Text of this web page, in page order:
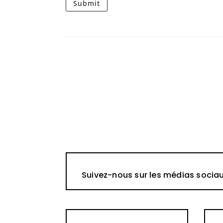
Submit
Suivez-nous sur les médias